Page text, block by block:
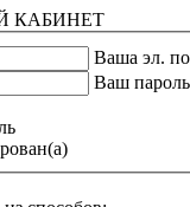
КАБИНЕТ
Ваша эл.
Ваш пароль